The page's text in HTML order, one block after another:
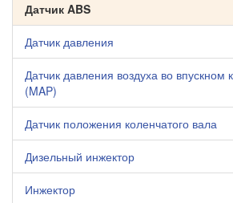
Датчик ABS
Датчик давления
Датчик давления воздуха во впускном
(MAP)
Датчик положения коленчатого вала
Дизельный инжектор
Инжектор